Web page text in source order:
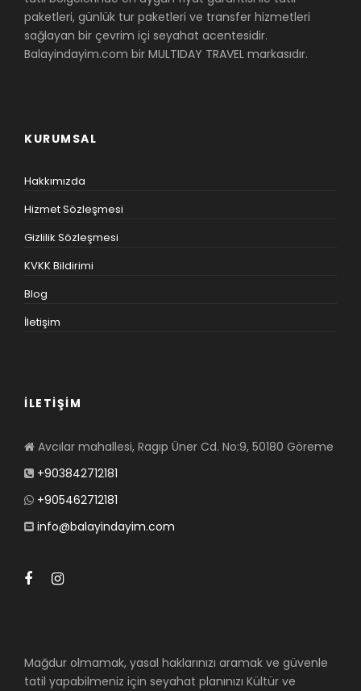
paketleri, günlük tur paketleri ve transfer hizmetleri
sağlayan bir çevrim içi seyahat acentesidir.
Balayindayim.com bir MULTIDAY TRAVEL markasıdır.
KURUMSAL
Hakkımızda
Hizmet Sözleşmesi
Gizlilik Sözleşmesi
KVKK Bildirimi
Blog
İletişim
İLETİŞİM
Avcılar mahallesi, Ragıp Üner Cd. No:9, 50180 Göreme
+903842712181
+905462712181
info@balayindayim.com
Mağdur olmamak, yasal haklarınızı aramak ve güvenle
tatil yapabilmeniz için seyahat planınızı Kültür ve